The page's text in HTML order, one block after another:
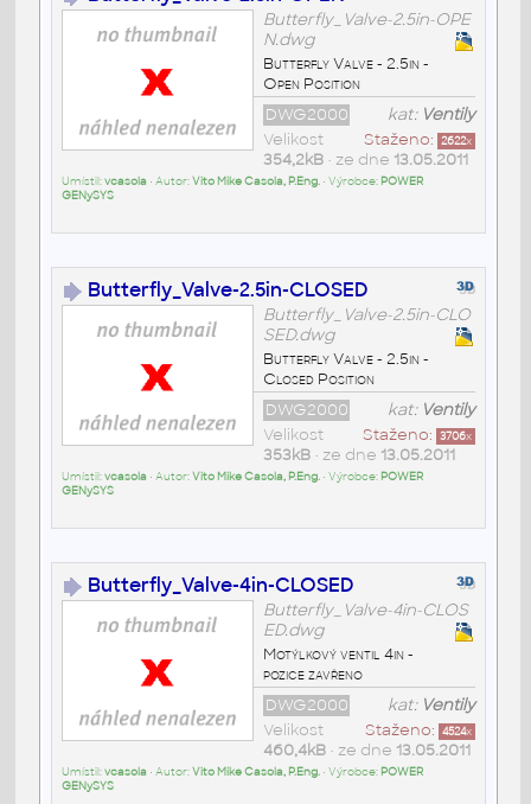
Butterfly_Valve-2.5in-OPE
N.dwg
Butterfly Valve - 2.5in -
Open Position
kat: Ventily
DWG2000
Staženo: 2622x
Velikost
354,2kB• ze dne 13.05.2011
Umístil:vcasola • Autor:Vito Mike Casola, P.Eng.• Výrobce: POWER
GENySYS
Butterfly_Valve-2.5in-CLOSED
Butterfly_Valve-2.5in-CLO
SED.dwg
Butterfly Valve - 2.5in -
Closed Position
kat: Ventily
DWG2000
Staženo: 3706x
Velikost
353kB• ze dne 13.05.2011
Umístil:vcasola • Autor:Vito Mike Casola, P.Eng.• Výrobce: POWER
GENySYS
Butterfly_Valve-4in-CLOSED
Butterfly_Valve-4in-CLOS
ED.dwg
Motýlkový ventil 4in -
pozice zavřeno
kat: Ventily
DWG2000
Staženo: 4524x
Velikost
460,4kB• ze dne 13.05.2011
Umístil:vcasola • Autor:Vito Mike Casola, P.Eng.• Výrobce: POWER
GENySYS